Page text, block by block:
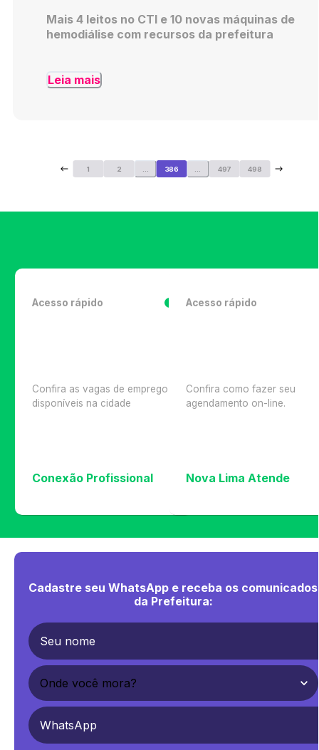
Mais 4 leitos no CTI e 10 novas máquinas de
hemodiálise com recursos da prefeitura
Leia mais
1 2 386 497 498
Acesso rápido
Confira as vagas de emprego
disponíveis na cidade
Conexão Profissional
Acesso rápido
Confira como fazer seu
agendamento on-line.
Nova Lima Atende
Cadastre seu WhatsApp e receba os comunicados
da Prefeitura: